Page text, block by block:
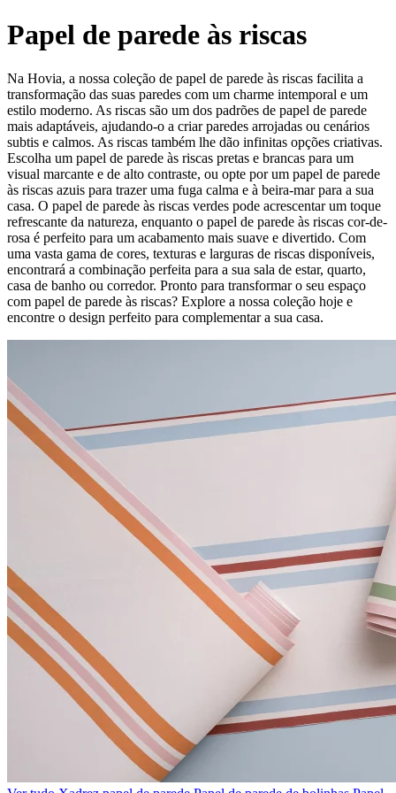
Papel de parede às riscas
Na Hovia, a nossa coleção de papel de parede às riscas facilita a
transformação das suas paredes com um charme intemporal e um
estilo moderno. As riscas são um dos padrões de papel de parede
mais adaptáveis, ajudando-o a criar paredes arrojadas ou cenários
subtis e calmos. As riscas também lhe dão infinitas opções criativas.
Escolha um papel de parede às riscas pretas e brancas para um
visual marcante e de alto contraste, ou opte por um papel de parede
às riscas azuis para trazer uma fuga calma e à beira-mar para a sua
casa. O papel de parede às riscas verdes pode acrescentar um toque
refrescante da natureza, enquanto o papel de parede às riscas cor-de-
rosa é perfeito para um acabamento mais suave e divertido. Com
uma vasta gama de cores, texturas e larguras de riscas disponíveis,
encontrará a combinação perfeita para a sua sala de estar, quarto,
casa de banho ou corredor. Pronto para transformar o seu espaço
com papel de parede às riscas? Explore a nossa coleção hoje e
encontre o design perfeito para complementar a sua casa.